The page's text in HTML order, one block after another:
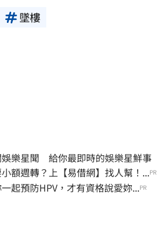
墜樓
樂星聞 給你最即時的娛樂星鮮事
額週轉？上【易借網】找人幫！...PR
起預防HPV，才有資格說愛妳...PR